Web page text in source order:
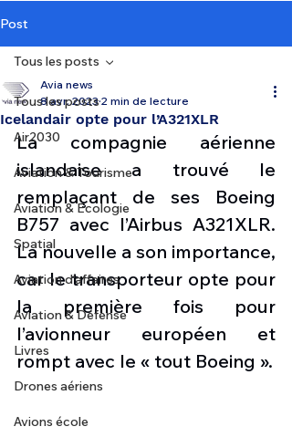
Post
Tous les posts
Air2030
Aviation & Tourisme
Aviation & Ecologie
Spatial
Aviation d'affaires
Aviation & Défense
Livres
Drones aériens
Avions école
Tous les posts
Icelandair opte pour l’A321XLR
Avia news
8 avr. 2023 2 min de lecture
La compagnie aérienne
islandaise a trouvé le
remplaçant de ses Boeing
B757 avec l’Airbus A321XLR.
La nouvelle a son importance,
car le transporteur opte pour
la première fois pour
l’avionneur européen et
rompt avec le « tout Boeing ».